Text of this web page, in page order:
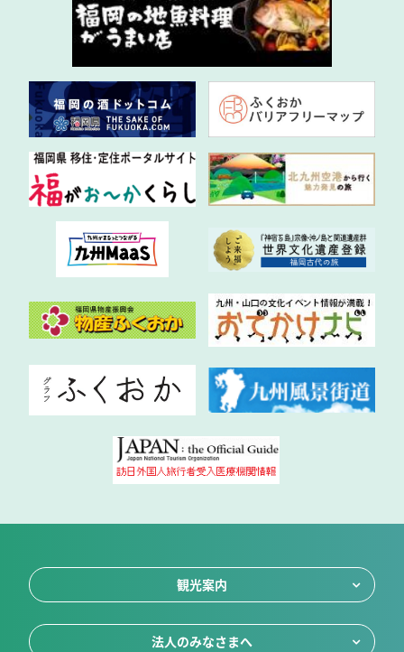
観光案内
法人のみなさまへ